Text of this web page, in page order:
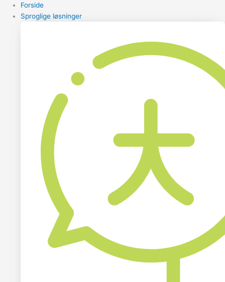
Forside
Sproglige løsninger